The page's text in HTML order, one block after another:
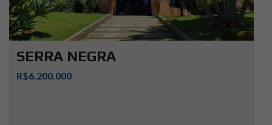
SERRA NEGRA
R$6.200.000